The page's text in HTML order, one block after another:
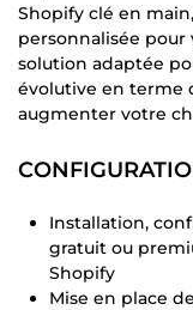
Shopify clé en
personnalisée pour
solution adaptée
évolutive en terme
augmenter votre
Installation,
gratuit ou
Shopify
Mise en place